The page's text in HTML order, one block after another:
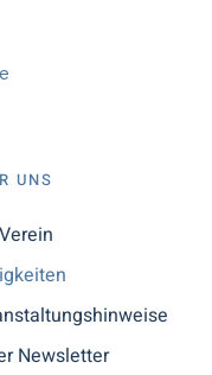
UNS
Newsletter